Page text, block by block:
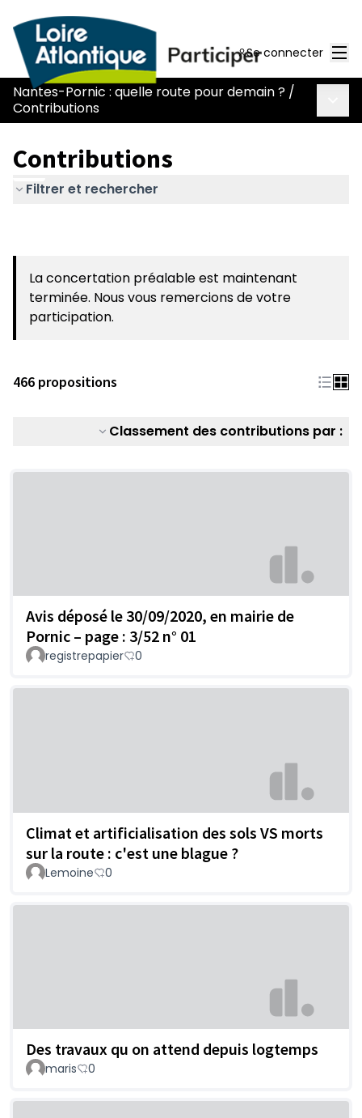
Se connecter
Nantes-Pornic : quelle route pour demain ? /
Contributions
Contributions
Filtrer et rechercher
La concertation préalable est maintenant
terminée. Nous vous remercions de votre
participation.
466 propositions
Classement des contributions par :
Avis déposé le 30/09/2020, en mairie de
Pornic – page : 3/52 n° 01
registrepapier 0
Climat et artificialisation des sols VS morts
sur la route : c'est une blague ?
Lemoine 0
Des travaux qu on attend depuis logtemps
maris 0